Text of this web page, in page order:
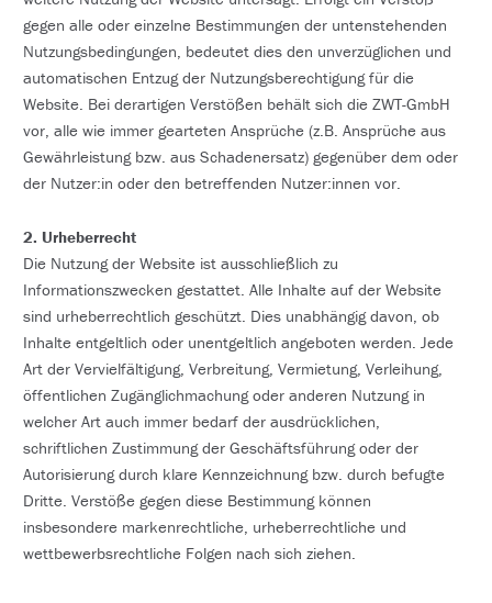
gegen alle oder einzelne Bestimmungen der untenstehenden
Nutzungsbedingungen, bedeutet dies den unverzüglichen und
automatischen Entzug der Nutzungsberechtigung für die
Website. Bei derartigen Verstößen behält sich die ZWT-GmbH
vor, alle wie immer gearteten Ansprüche (z.B. Ansprüche aus
Gewährleistung bzw. aus Schadenersatz) gegenüber dem oder
der Nutzer:in oder den betreffenden Nutzer:innen vor.
2. Urheberrecht
Die Nutzung der Website ist ausschließlich zu
Informationszwecken gestattet. Alle Inhalte auf der Website
sind urheberrechtlich geschützt. Dies unabhängig davon, ob
Inhalte entgeltlich oder unentgeltlich angeboten werden. Jede
Art der Vervielfältigung, Verbreitung, Vermietung, Verleihung,
öffentlichen Zugänglichmachung oder anderen Nutzung in
welcher Art auch immer bedarf der ausdrücklichen,
schriftlichen Zustimmung der Geschäftsführung oder der
Autorisierung durch klare Kennzeichnung bzw. durch befugte
Dritte. Verstöße gegen diese Bestimmung können
insbesondere markenrechtliche, urheberrechtliche und
wettbewerbsrechtliche Folgen nach sich ziehen.